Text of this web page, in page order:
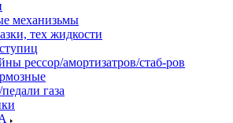
механизьмы
тех жидкости
рессор/амортизатров/стаб-ров
газа